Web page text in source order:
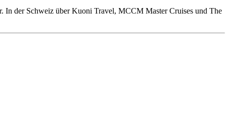
In der Schweiz über Kuoni Travel, MCCM Master Cruises und The